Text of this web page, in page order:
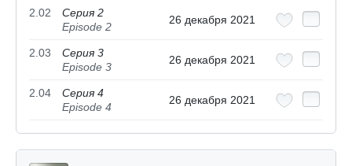
2.02
Серия 2
Episode 2
26 декабря 2021
2.03
Серия 3
Episode 3
26 декабря 2021
2.04
Серия 4
Episode 4
26 декабря 2021